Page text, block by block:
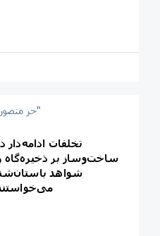
حر منصوری "دیده بان میانکاله"
ساخت‌وساز بر
شواهد